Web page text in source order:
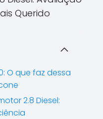
O que faz dessa
2.8 Diesel: